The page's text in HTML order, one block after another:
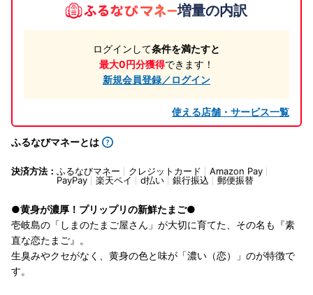
増量の内訳
ログインして条件を満たすと
最大0円分獲得できます！
新規会員登録／ログイン
使える店舗・サービス一覧
ふるなびマネーとは
決済方法： ふるなびマネー クレジットカード
Amazon Pay
PayPay
楽天ペイ d払い 銀行振込 郵便振替
●黄身が濃厚！プリップリの新鮮たまご●
壱岐島の「しまのたまご屋さん」が大切に育てた、その名も『素
直な恋たまご』。
生臭みやクセがなく、黄身の色と味が「濃い（恋）」のが特徴で
す。